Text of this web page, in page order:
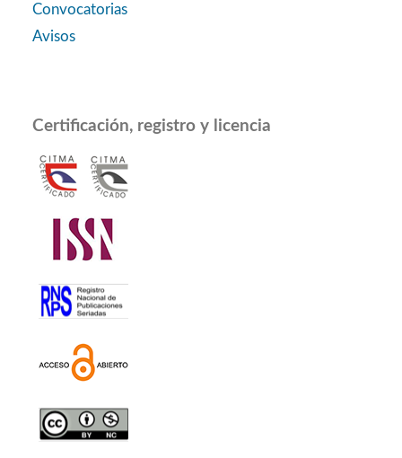
Convocatorias
Avisos
Certificación, registro y licencia